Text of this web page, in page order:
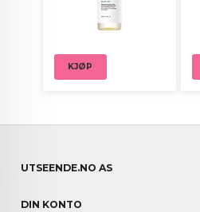
KJØP
UTSEENDE.NO AS
DIN KONTO